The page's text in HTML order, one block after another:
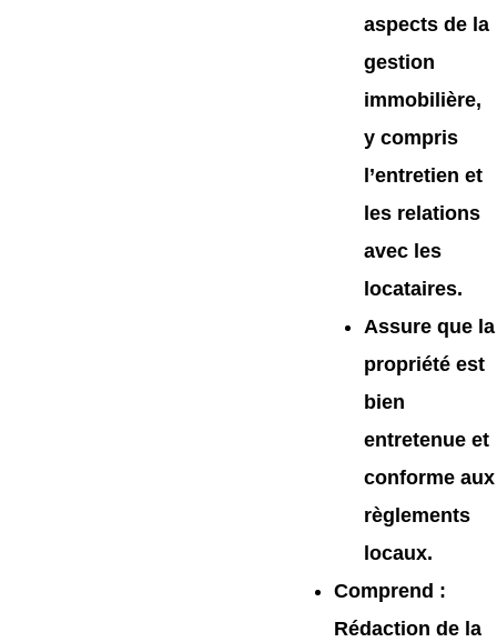
aspects de la
gestion
immobilière,
y compris
l’entretien et
les relations
avec les
locataires.
Assure que la
propriété est
bien
entretenue et
conforme aux
règlements
locaux.
Comprend :
Rédaction de la